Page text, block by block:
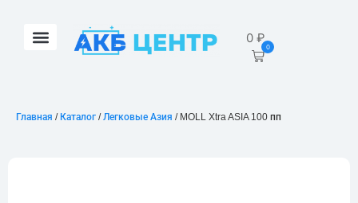
0₽
0
Главная / Каталог /Легковые Азия / MOLL Xtra ASIA 100 пп